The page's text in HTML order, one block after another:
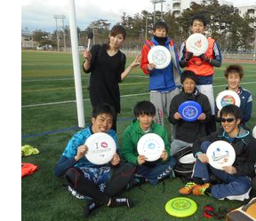
k